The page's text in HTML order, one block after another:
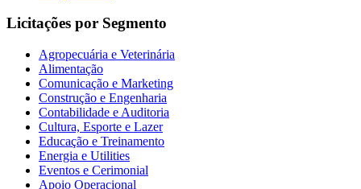
Licitações por Segmento
Agropecuária e Veterinária
Alimentação
Comunicação e Marketing
Construção e Engenharia
Contabilidade e Auditoria
Cultura, Esporte e Lazer
Educação e Treinamento
Energia e Utilities
Eventos e Cerimonial
Apoio Operacional